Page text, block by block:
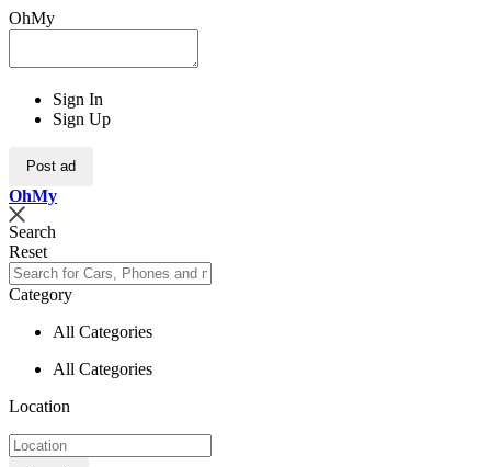
OhMy
Sign In
Sign Up
Post ad
OhMy
Search
Reset
Category
All Categories
All Categories
Location